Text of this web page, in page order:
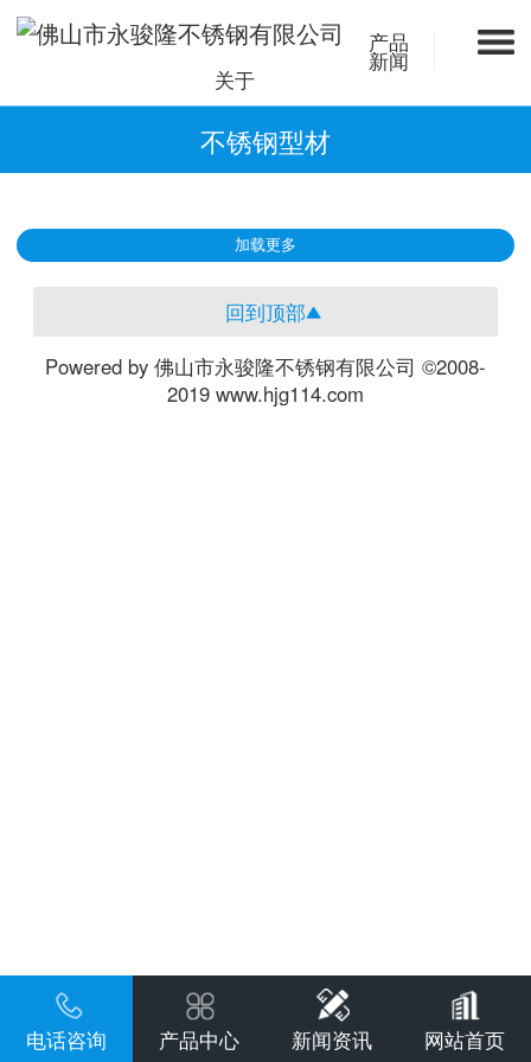
产品
新闻
关于
不锈钢型材
加载更多
回到顶部
Powered by 佛山市永骏隆不锈钢有限公司 ©2008-
2019 www.hjg114.com
电话咨询 产品中心 新闻资讯 网站首页